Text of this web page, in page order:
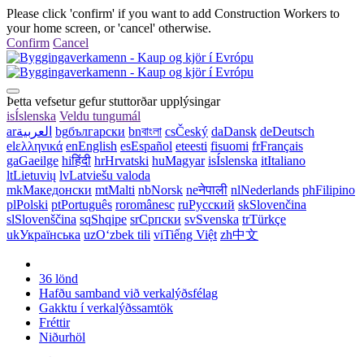
Please click 'confirm' if you want to add Construction Workers to
your home screen, or 'cancel' otherwise.
Confirm Cancel
Þetta vefsetur gefur stuttorðar upplýsingar
isÍslenska Veldu tungumál
arالعربية bgбългарски bnবাংলা csČeský daDansk deDeutsch
elελληνικά enEnglish esEspañol eteesti fisuomi frFrançais
gaGaeilge hiहिंदी hrHrvatski huMagyar isÍslenska itItaliano
ltLietuvių lvLatviešu valoda
mkМакедонски mtMalti nbNorsk neनेपाली nlNederlands phFilipino
plPolski ptPortuguês roromânesc ruРусский skSlovenčina
slSlovenščina sqShqipe srСрпски svSvenska trTürkçe
ukУкраїнська uzOʻzbek tili viTiếng Việt zh中文
36 lönd
Hafðu samband við verkalýðsfélag
Gakktu í verkalýðssamtök
Fréttir
Niðurhöl